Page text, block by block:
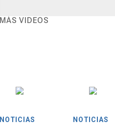
MÁS VIDEOS
NOTICIAS NOTICIAS